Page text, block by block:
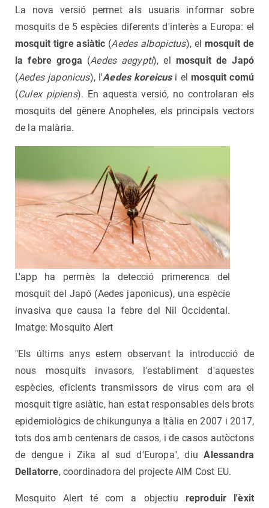
La nova versió permet als usuaris informar sobre
mosquits de 5 espècies diferents d'interès a Europa: el
mosquit tigre asiàtic (Aedes albopictus), el mosquit de
la febre groga (Aedes aegypti), el mosquit de Japó
(Aedes japonicus), l'Aedes koreicusi elmosquit comú
(Culex pipiens). En aquesta versió, no controlaran els
mosquits del gènere Anopheles, els principals vectors
de la malària.
L'app ha permès la detecció primerenca del
mosquit del Japó (Aedes japonicus), una espècie
invasiva que causa la febre del Nil Occidental.
Imatge: Mosquito Alert
"Els últims anys estem observant la introducció de
nous mosquits invasors, l'establiment d'aquestes
espècies, eficients transmissors de virus com ara el
mosquit tigre asiàtic, han estat responsables dels brots
epidemiològics de chikungunya a Itàlia en 2007 i 2017,
tots dos amb centenars de casos, i de casos autòctons
de dengue i Zika al sud d'Europa", diuAlessandra
Dellatorre, coordinadora del projecte AIM Cost EU.
Mosquito Alert té com a objectiu reproduir l'èxit